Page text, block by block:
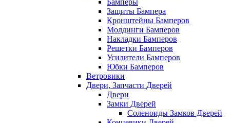
Бамперы
Защиты Бампера
Кронштейны Бамперов
Молдинги Бамперов
Накладки Бамперов
Решетки Бамперов
Усилители Бамперов
Юбки Бамперов
Ветровики
Двери, Запчасти Дверей
Двери
Замки Дверей
Соленоиды Замков Дверей